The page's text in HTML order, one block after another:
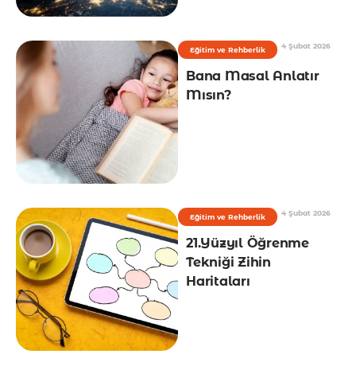
Eğitim ve Rehberlik 4 Şubat 2026
Bana Masal Anlatır
Mısın?
Eğitim ve Rehberlik 4 Şubat 2026
21.Yüzyıl Öğrenme
Tekniği Zihin
Haritaları